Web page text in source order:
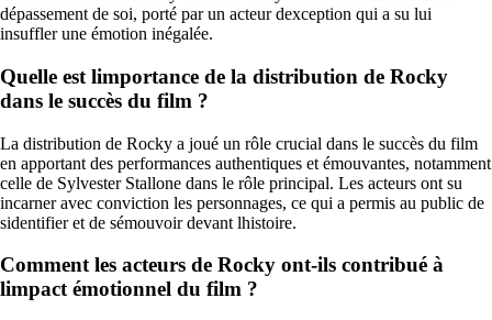
dépassement de soi, porté par un acteur dexception qui a su lui
insuffler une émotion inégalée.
Quelle est limportance de la distribution de Rocky
dans le succès du film ?
La distribution de Rocky a joué un rôle crucial dans le succès du film
en apportant des performances authentiques et émouvantes, notamment
celle de Sylvester Stallone dans le rôle principal. Les acteurs ont su
incarner avec conviction les personnages, ce qui a permis au public de
sidentifier et de sémouvoir devant lhistoire.
Comment les acteurs de Rocky ont-ils contribué à
limpact émotionnel du film ?